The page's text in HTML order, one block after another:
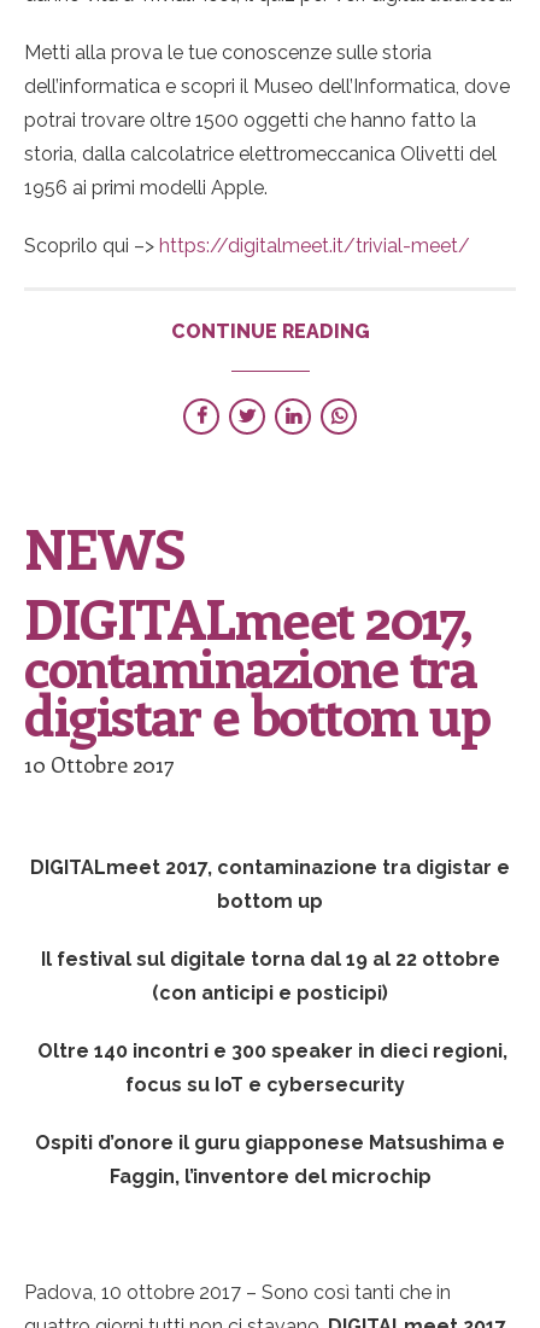
Metti alla prova le tue conoscenze sulle storia
dell’informatica e scopri il Museo dell’Informatica, dove
potrai trovare oltre 1500 oggetti che hanno fatto la
storia, dalla calcolatrice elettromeccanica Olivetti del
1956 ai primi modelli Apple.
Scoprilo qui –> https://digitalmeet.it/trivial-meet/
CONTINUE READING
NEWS
DIGITALmeet 2017,
contaminazione tra
digistar e bottom up
10 Ottobre 2017
DIGITALmeet 2017, contaminazione tra digistar e
bottom up
Il festival sul digitale torna dal 19 al 22 ottobre
(con anticipi e posticipi)
Oltre 140 incontri e 300 speaker in dieci regioni,
focus su IoT e cybersecurity
Ospiti d’onore il guru giapponese Matsushima e
Faggin, l’inventore del microchip
Padova, 10 ottobre 2017 – Sono così tanti che in